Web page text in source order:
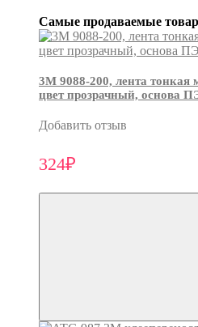
Самые продаваемые
3М 9088-200, лента тонкая
цвет прозрачный, основа
Добавить отзыв
324₽